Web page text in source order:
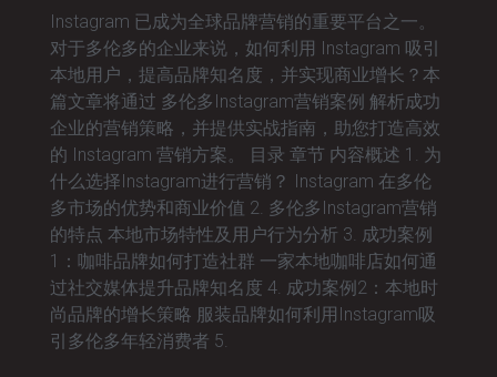
Instagram 已成为全球品牌营销的重要平台之一。
对于多伦多的企业来说，如何利用 Instagram 吸引
本地用户，提高品牌知名度，并实现商业增长？本
篇文章将通过 多伦多Instagram营销案例 解析成功
企业的营销策略，并提供实战指南，助您打造高效
的 Instagram 营销方案。 目录 章节 内容概述 1. 为
什么选择Instagram进行营销？ Instagram 在多伦
多市场的优势和商业价值 2. 多伦多Instagram营销
的特点 本地市场特性及用户行为分析 3. 成功案例
1：咖啡品牌如何打造社群 一家本地咖啡店如何通
过社交媒体提升品牌知名度 4. 成功案例2：本地时
尚品牌的增长策略 服装品牌如何利用Instagram吸
引多伦多年轻消费者 5.